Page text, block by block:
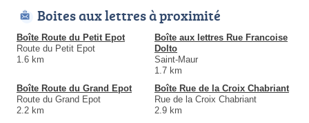
Boites aux lettres à proximité
Boîte Route du Petit Epot
Route du Petit Epot
1.6 km
Boîte aux lettres Rue Francoise
Dolto
Saint-Maur
1.7 km
Boîte Route du Grand Epot
Route du Grand Epot
2.2 km
Boîte Rue de la Croix Chabriant
Rue de la Croix Chabriant
2.9 km